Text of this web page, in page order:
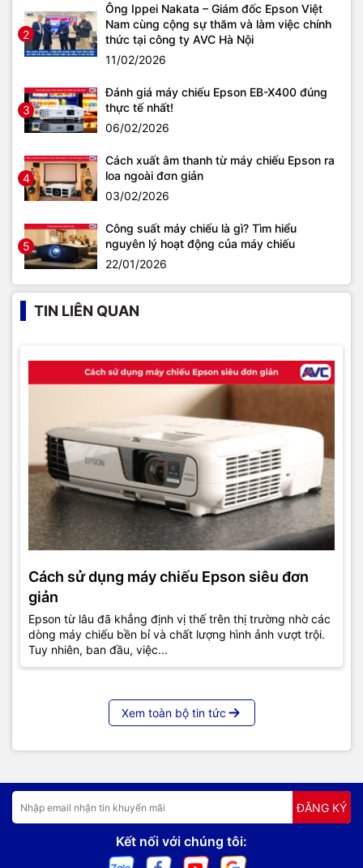
2
Ông Ippei Nakata – Giám đốc Epson Việt
Nam cùng cộng sự thăm và làm việc chính
thức tại công ty AVC Hà Nội
11/02/2026
3
Đánh giá máy chiếu Epson EB-X400 đúng
thực tế nhất!
06/02/2026
4
Cách xuất âm thanh từ máy chiếu Epson ra
loa ngoài đơn giản
03/02/2026
5
Công suất máy chiếu là gì? Tìm hiểu
nguyên lý hoạt động của máy chiếu
22/01/2026
TIN LIÊN QUAN
Cách sử dụng máy chiếu Epson siêu đơn
giản
Epson từ lâu đã khẳng định vị thế trên thị trường nhờ các
dòng máy chiếu bền bỉ và chất lượng hình ảnh vượt trội.
Tuy nhiên, ban đầu, việc...
Xem toàn bộ tin tức
ĐĂNG KÝ
Kết nối với chúng tôi: